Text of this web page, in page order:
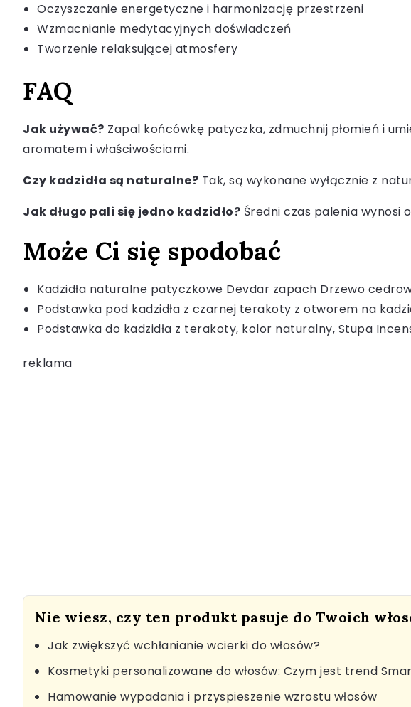
Oczyszczanie energetyczne i harmonizację przestrzeni
Wzmacnianie medytacyjnych doświadczeń
Tworzenie relaksującej atmosfery
FAQ
Jak używać? Zapal końcówkę patyczka, zdmuchnij płomień i
aromatem i właściwościami.
Czy kadzidła są naturalne? Tak, są wykonane wyłącznie z
Jak długo pali się jedno kadzidło? Średni czas palenia wynosi
Może Ci się spodobać
Kadzidła naturalne patyczkowe Devdar zapach Drzewo
Podstawka pod kadzidła z czarnej terakoty z otworem na
Podstawka do kadzidła z terakoty, kolor naturalny, Stupa
reklama
Nie wiesz, czy ten produkt pasuje do Twoich
Jak zwiększyć wchłanianie wcierki do włosów?
Kosmetyki personalizowane do włosów: Czym jest trend
Hamowanie wypadania i przyspieszenie wzrostu włosów